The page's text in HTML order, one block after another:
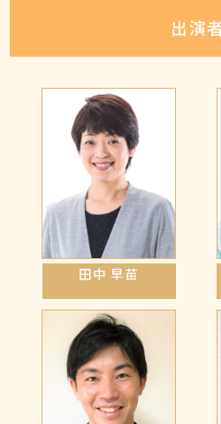
毎週金曜日 午前
出演
田中 早苗